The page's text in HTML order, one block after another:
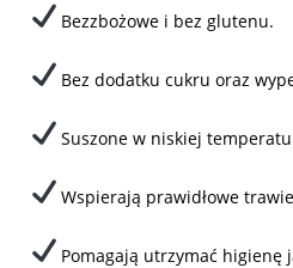
Bezzbożowe i bez glutenu.
Bez dodatku cukru oraz
Suszone w niskiej
Wspierają prawidłowe
Pomagają utrzymać higienę